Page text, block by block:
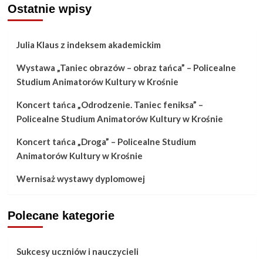
Ostatnie wpisy
Julia Klaus z indeksem akademickim
Wystawa „Taniec obrazów – obraz tańca” – Policealne
Studium Animatorów Kultury w Krośnie
Koncert tańca „Odrodzenie. Taniec feniksa” –
Policealne Studium Animatorów Kultury w Krośnie
Koncert tańca „Droga” – Policealne Studium
Animatorów Kultury w Krośnie
Wernisaż wystawy dyplomowej
Polecane kategorie
Sukcesy uczniów i nauczycieli